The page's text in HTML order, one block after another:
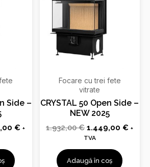
Side –
€.
€
1.491,00 €.
+
Focare cu trei fete
vitrate
CRYSTAL 50 Open Side –
NEW 2025
1.932,00€
fost:
1.932,00 €.
1.449,00€ +
TVA
Adaugă în coș